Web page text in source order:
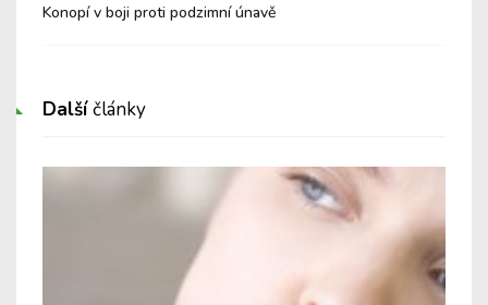
Konopí v boji proti podzimní únavě
Dalšíčlánky